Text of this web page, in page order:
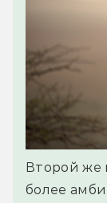
Второй же
более